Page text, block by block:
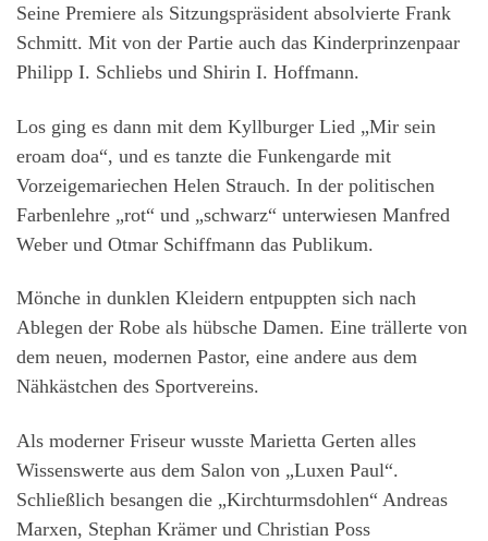
Seine Premiere als Sitzungspräsident absolvierte Frank
Schmitt. Mit von der Partie auch das Kinderprinzenpaar
Philipp I. Schliebs und Shirin I. Hoffmann.
Los ging es dann mit dem Kyllburger Lied „Mir sein
eroam doa“, und es tanzte die Funkengarde mit
Vorzeigemariechen Helen Strauch. In der politischen
Farbenlehre „rot“ und „schwarz“ unterwiesen Manfred
Weber und Otmar Schiffmann das Publikum.
Mönche in dunklen Kleidern entpuppten sich nach
Ablegen der Robe als hübsche Damen. Eine trällerte von
dem neuen, modernen Pastor, eine andere aus dem
Nähkästchen des Sportvereins.
Als moderner Friseur wusste Marietta Gerten alles
Wissenswerte aus dem Salon von „Luxen Paul“.
Schließlich besangen die „Kirchturmsdohlen“ Andreas
Marxen, Stephan Krämer und Christian Poss